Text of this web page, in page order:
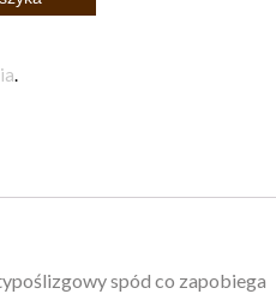
.
spód co zapobiega